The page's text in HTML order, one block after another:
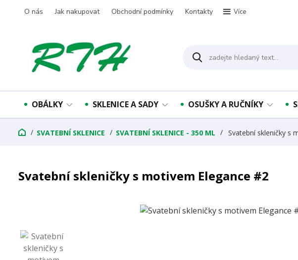
O nás Jak nakupovat Obchodní podmínky Kontakty Více
OBÁLKY SKLENICE A SADY OSUŠKY A RUČNÍKY
SVATEBNÍ SKLENICE SVATEBNÍ SKLENICE - 350 ML Svatební skleničky s
Svatební skleničky s motivem Elegance #2